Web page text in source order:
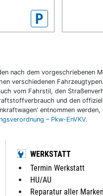
P
nach dem vorgeschriebenen
verschiedenen
vom Fahrstil, den
und den
entnommen
– Pkw-EnVKV.
WERKSTATT
Termin Werkstatt
HU/AU
Reparatur aller Marken